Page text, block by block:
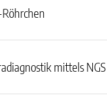
mittels NGS